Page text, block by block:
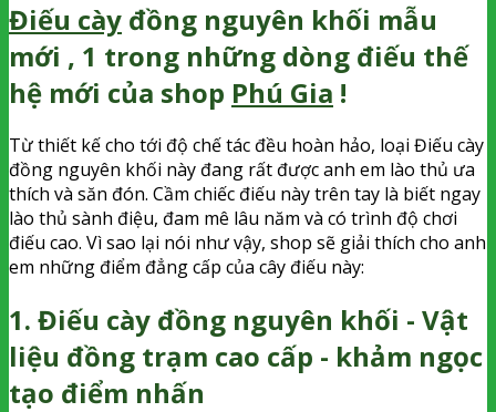
Điếu cày đồng nguyên khối mẫu
mới , 1 trong những dòng điếu thế
hệ mới của shop Phú Gia !
Từ thiết kế cho tới độ chế tác đều hoàn hảo, loại Điếu cày
đồng nguyên khối này đang rất được anh em lào thủ ưa
thích và săn đón. Cầm chiếc điếu này trên tay là biết ngay
lào thủ sành điệu, đam mê lâu năm và có trình độ chơi
điếu cao. Vì sao lại nói như vậy, shop sẽ giải thích cho anh
em những điểm đẳng cấp của cây điếu này:
1. Điếu cày đồng nguyên khối - Vật
liệu đồng trạm cao cấp - khảm ngọc
tạo điểm nhấn